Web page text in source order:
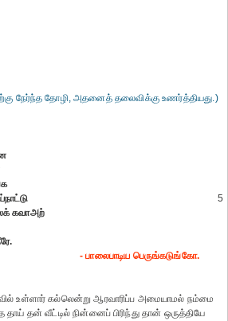
நேர்ந்த தோழி, அதனைத் தலைவிக்கு உணர்த்தியது.)
5
கவாஅற்
- பாலைபாடிய பெருங்கடுங்கோ.
உள்ளார் கல்லென்று ஆரவாரிப்ப அமையாமல் நம்மை
தன் வீட்டில் நின்னைப் பிரிந்து தான் ஒருத்தியே